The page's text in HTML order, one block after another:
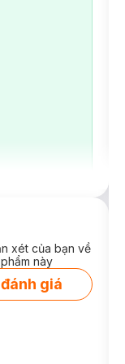
thiểu hồng ban
gây tổn
da diễn ra
xét của bạn về
này
giá